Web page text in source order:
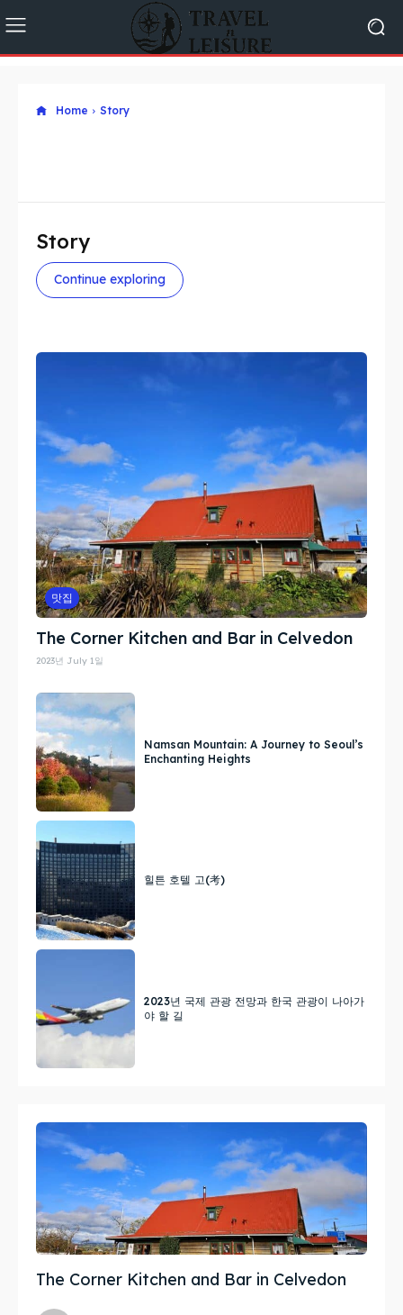
Home Story
Story
Continue exploring
맛집
The Corner Kitchen and Bar in Celvedon
2023년 July 1일
Namsan Mountain: A Journey to Seoul’s
Enchanting Heights
힐튼 호텔 고(考)
2023년 국제 관광 전망과 한국 관광이 나아가
야 할 길
The Corner Kitchen and Bar in Celvedon